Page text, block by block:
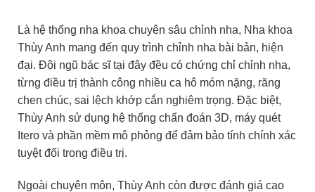
Là hệ thống nha khoa chuyên sâu chỉnh nha, Nha khoa
Thùy Anh mang đến quy trình chỉnh nha bài bản, hiện
đại. Đội ngũ bác sĩ tại đây đều có chứng chỉ chỉnh nha,
từng điều trị thành công nhiều ca hô móm nặng, răng
chen chúc, sai lệch khớp cắn nghiêm trọng. Đặc biệt,
Thùy Anh sử dụng hệ thống chẩn đoán 3D, máy quét
Itero và phần mềm mô phỏng để đảm bảo tính chính xác
tuyệt đối trong điều trị.
Ngoài chuyên môn, Thùy Anh còn được đánh giá cao